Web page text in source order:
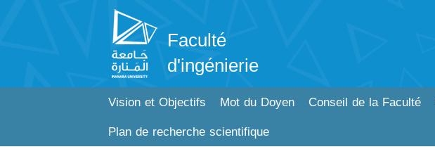
Faculté
d'ingénierie
Vision et Objectifs Mot du Doyen Conseil de la Faculté
Plan de recherche scientifique